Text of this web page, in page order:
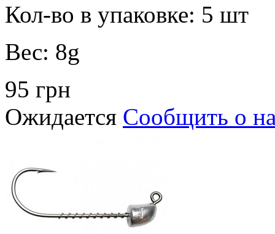
Кол-во в упаковке: 5 шт
Вес: 8g
95 грн
Ожидается Сообщить о